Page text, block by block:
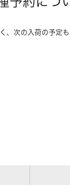
、次の入荷の予定